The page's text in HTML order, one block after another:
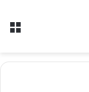
Menu